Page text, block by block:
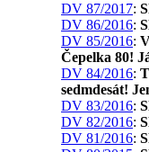
DV 87/2017:
DV 86/2016:
DV 85/2016:
Čepelka 80!
DV 84/2016:
sedmdesát!
DV 83/2016:
DV 82/2016:
DV 81/2016: